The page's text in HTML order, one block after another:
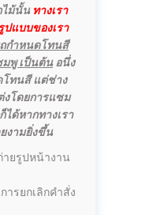
ไม้นั้น ทางเรา
แบบของเรา
กำหนดโทนสี
มพู เป็นต้นอนึ่ง
โทนสี แต่ช่าง
งโดยการแซม
ได้หากทางเรา
งามยิ่งขึ้น
ยรูปหน้างาน
ารยกเลิกคำสั่ง